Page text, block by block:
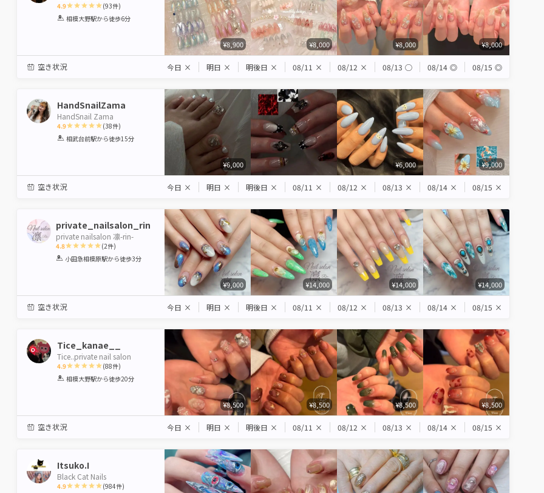
4.9
1 2 3 4 5
(93件)
相模大野駅から徒歩6分
¥8,900 ¥8,000 ¥8,000 ¥8,000
空き状況 今日 × 明日 × 明後日 × 08/11 × 08/12 × 08/13 ◯ 08/14 ◎ 08/15 ◎
HandSnailZama
HandSnail Zama
4.9
1 2 3 4 5
(38件)
相武台前駅から徒歩15分
¥6,000 ¥6,000 ¥9,000
空き状況 今日 × 明日 × 明後日 × 08/11 × 08/12 × 08/13 × 08/14 × 08/15 ×
private_nailsalon_rin
private nailsalon 凛-rin-
4.8
1 2 3 4 5
(2件)
小田急相模原駅から徒歩3分
¥9,000 ¥14,000 ¥14,000 ¥14,000
空き状況 今日 × 明日 × 明後日 × 08/11 × 08/12 × 08/13 × 08/14 × 08/15 ×
Tice_kanae__
Tice..private nail salon
4.9
1 2 3 4 5
(88件)
相模大野駅から徒歩20分
¥8,500 ¥8,500 ¥8,500 ¥8,500
空き状況 今日 × 明日 × 明後日 × 08/11 × 08/12 × 08/13 × 08/14 × 08/15 ×
Itsuko.I
Black Cat Nails
4.9 (984件)